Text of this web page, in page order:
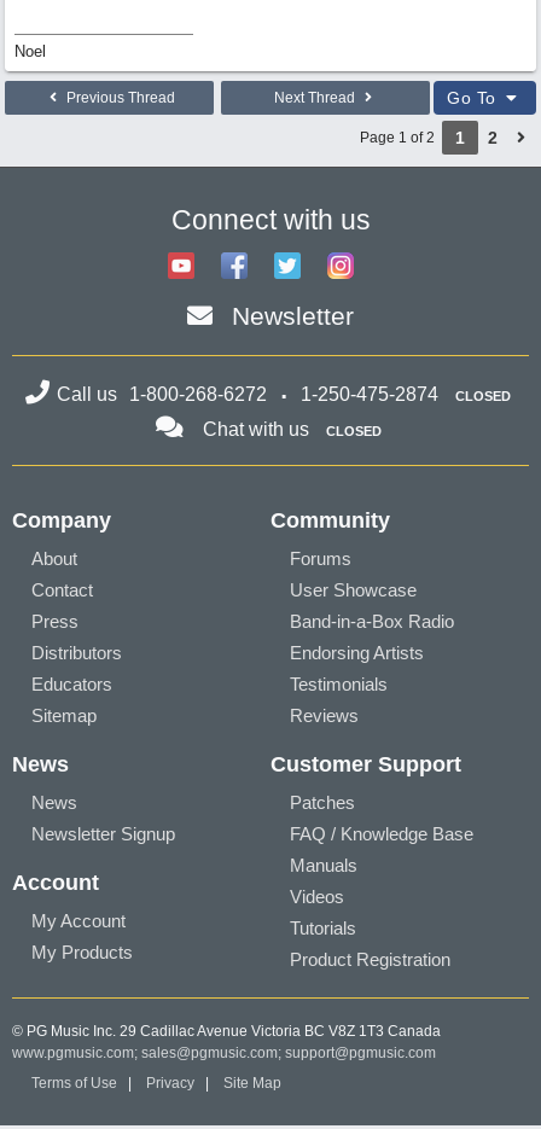
Noel
Previous Thread Next Thread Go To
Page 1 of 2 1 2
Connect with us
Newsletter
Call us 1-800-268-6272 1-250-475-2874 CLOSED
Chat with us CLOSED
Company
About
Contact
Press
Distributors
Educators
Sitemap
Community
Forums
User Showcase
Band-in-a-Box Radio
Endorsing Artists
Testimonials
Reviews
News
News
Newsletter Signup
Account
My Account
My Products
Customer Support
Patches
FAQ / Knowledge Base
Manuals
Videos
Tutorials
Product Registration
© PG Music Inc. 29 Cadillac Avenue Victoria BC V8Z 1T3 Canada
www.pgmusic.com; sales@pgmusic.com; support@pgmusic.com
Terms of Use
Privacy Site Map